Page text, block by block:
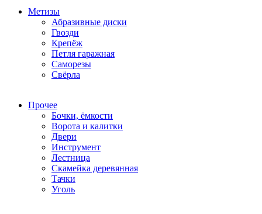
Метизы
Абразивные диски
Гвозди
Крепёж
Петля гаражная
Саморезы
Свёрла
Прочее
Бочки, ёмкости
Ворота и калитки
Двери
Инструмент
Лестница
Скамейка деревянная
Тачки
Уголь